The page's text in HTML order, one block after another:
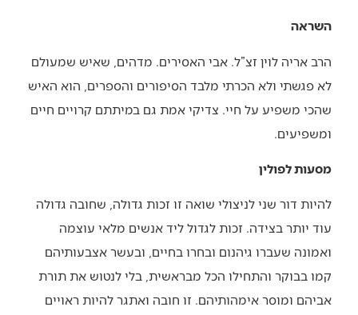
השראה
הרב אריה לוין זצ”ל. אבי האסירים. מדהים, שאיש שמעולם
לא פגשתי ולא הכרתי מלבד הסיפורים והספרים, הוא האיש
שהכי משפיע על חיי. צדיקי אמת גם במיתתם קרויים חיים
ומשפיעים.
מסעות לפולין
להיות דור שני לניצולי שואה זו זכות גדולה, שחובה גדולה
עוד יותר בצידה. זכות לגדול ליד אנשים מלאי עוצמה
ואמונה שעברו גיהנום ובחרו בחיים, ובעשר אצבעותיהם
קמו בבוקר והתחילו הכל מבראשית, בלי לנטוש את תורת
אביהם ומוסר אימהותיהם. זו חובה ואתגר להיות ראויים